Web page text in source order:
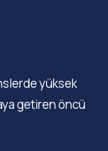
yüksek
getiren öncü